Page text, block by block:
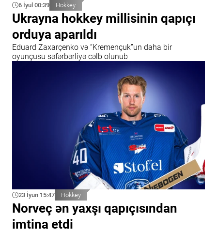
6 İyul 00:39 Hokkey
Ukrayna hokkey millisinin qapıçı
orduya aparıldı
Eduard Zaxarçenko və “Kremençuk”un daha bir
oyunçusu səfərbərliyə cəlb olunub
23 İyun 15:47 Hokkey
Norveç ən yaxşı qapıçısından
imtina etdi